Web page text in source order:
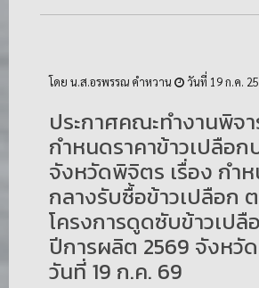
โดย น.ส.อรพรรณ คำหวาน วันที่ 19 ก.ค.
ประกาศคณะทำงานพิจ
กำหนดราคาข้าวเปลือก
จังหวัดพิจิตร เรื่อง กำ
กลางรับซื้อข้าวเปลือก
โครงการดูดซับข้าวเปลื
ปีการผลิต 2569 จังหวั
วันที่ 19 ก.ค. 69